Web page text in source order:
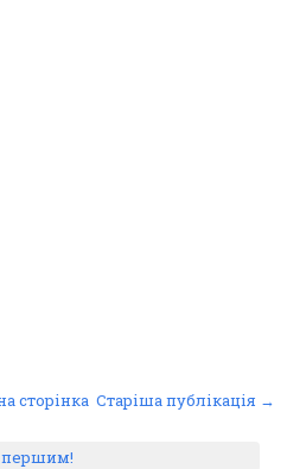
Старіша публікація →
сторінка
першим!